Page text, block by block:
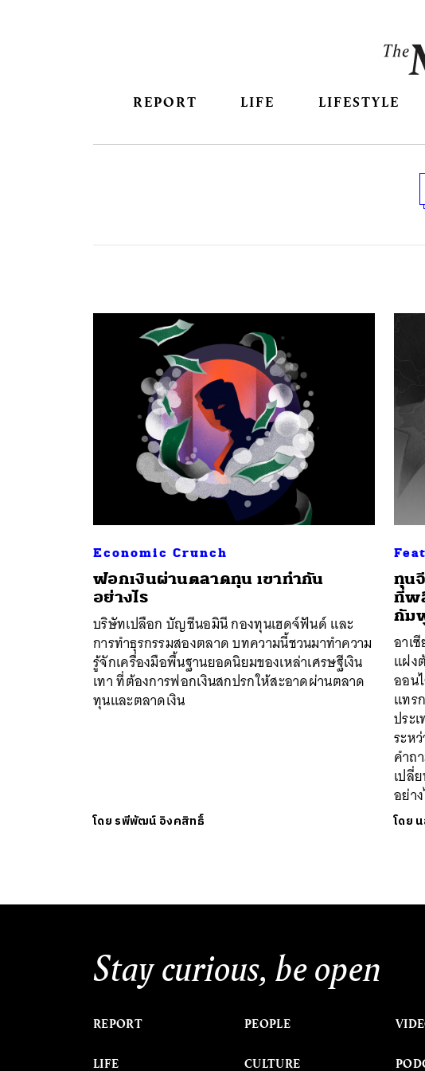
REPORT LIFE LIFESTYLE
Economic Crunch
ฟอกเงินผ่านตลาดทุน เขาทำกัน
อย่างไร
บริษัทเปลือก บัญชีนอมินี กองทุนเฮดจ์ฟันด์ และ
การทำธุรกรรมสองตลาด บทความนี้ชวนมาทำความ
รู้จักเครื่องมือพื้นฐานยอดนิยมของเหล่าเศรษฐีเงิน
เทา ที่ต้องการฟอกเงินสกปรกให้สะอาดผ่านตลาด
ทุนและตลาดเงิน
โดย รพีพัฒน์ อิงคสิทธิ์
ทุน
ที่พ
กัม
อาเ
แฝง
ออน
แทร
ประ
ระห
คำถ
เปลี่
อย่า
โดย
Stay curious, be open
REPORT
LIFE
PEOPLE
CULTURE
ค้นหา